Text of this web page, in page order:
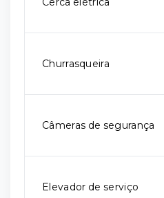
Churrasqueira
Câmeras de segurança
Elevador de serviço